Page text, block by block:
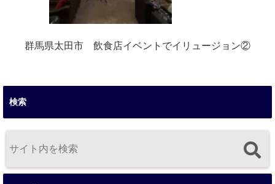
群馬県太田市 飲食店イベントでイリュージョン②
検索